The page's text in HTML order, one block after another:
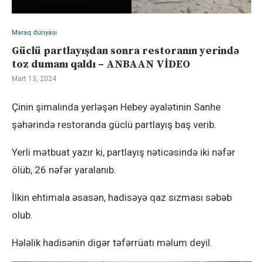
Maraq dünyası
Güclü partlayışdan sonra restoranın yerində
toz dumanı qaldı – ANBAAN VİDEO
Mart 13, 2024
Çinin şimalında yerləşən Hebey əyalətinin Sanhe
şəhərində restoranda güclü partlayış baş verib.
Yerli mətbuat yazır ki, partlayış nəticəsində iki nəfər
ölüb, 26 nəfər yaralanıb.
İlkin ehtimala əsasən, hadisəyə qaz sızması səbəb
olub.
Hələlik hadisənin digər təfərrüatı məlum deyil.